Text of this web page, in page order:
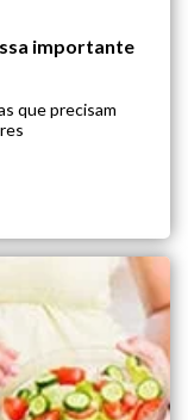
importante
que precisam